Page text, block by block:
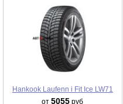
Hankook Laufenn i Fit Ice LW71
от5055 руб